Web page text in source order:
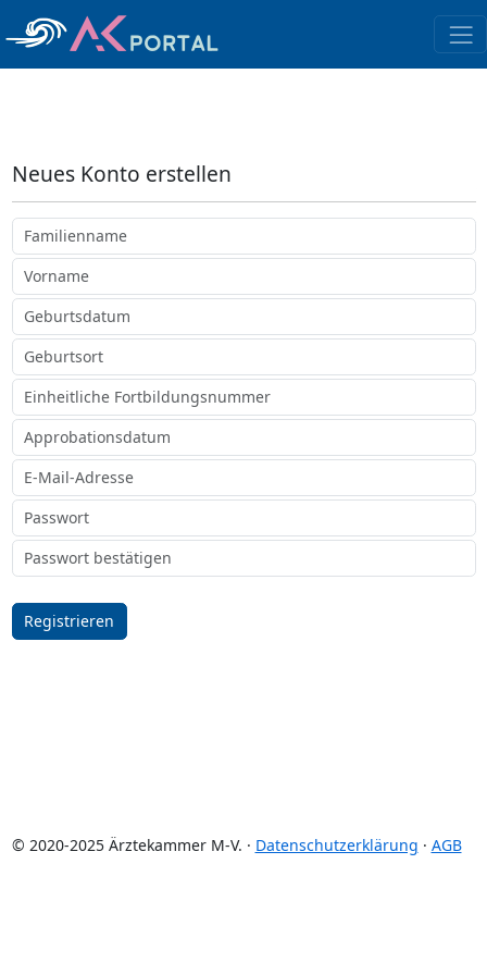
Registrierung
Neues Konto erstellen
Registrieren
© 2020-2025 Ärztekammer M-V. · Datenschutzerklärung · AGB